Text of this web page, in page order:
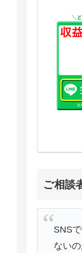
ご相談
SNS
ない